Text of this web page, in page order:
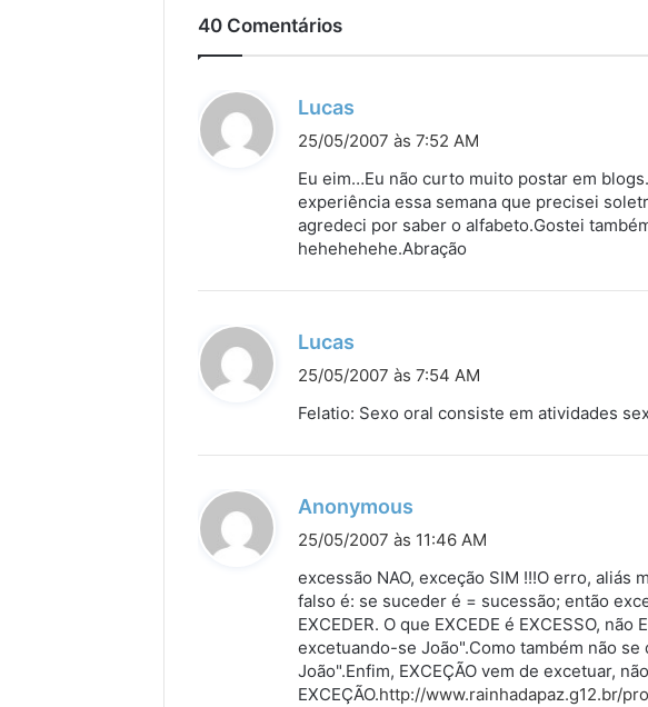
40 Comentários
Lucas
i
s
e
:
25/05/2007 às 7:52 AM
Eu eim…Eu não curto muito postar em
experiência essa semana que precisei
agredeci por saber o alfabeto.Gostei
hehehehehe.Abração
Lucas
i
e
25/05/2007 às 7:54 AM
Felatio: Sexo oral consiste em atividades
Anonymous
i
s
e
:
25/05/2007 às 11:46 AM
excessão NAO, exceção SIM !!!O erro,
falso é: se suceder é = sucessão; então
EXCEDER. O que EXCEDE é EXCESSO,
excetuando-se João".Como também não
João".Enfim, EXCEÇÃO vem de excetuar,
EXCEÇÃO.http://www.rainhadapaz.g12.br/